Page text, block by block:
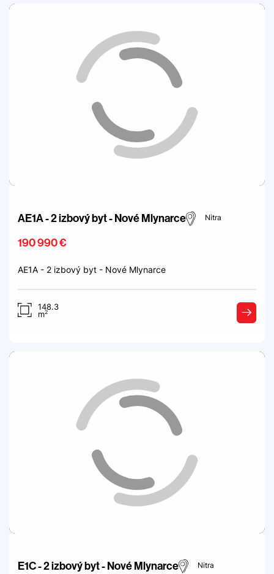
AE1A - 2 izbový byt - Nové Mlynarce Nitra
190 990 €
AE1A - 2 izbový byt - Nové Mlynarce
148.3
m2
E1C - 2 izbový byt - Nové Mlynarce Nitra